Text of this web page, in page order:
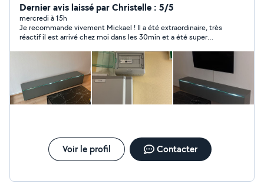
interrupteurs, luminaires Fibre optique & caméras
Contrôle d'accès TV murale Petite plomberie Petits
travaux & dépannage Travail propre, soigné et sécurisé
Tout outillage professionnel fourni Intervention rapide
Travail garanti Sérieux Réactif Efficace.
Dernier avis laissé par Christelle : 5/5
mercredi à 15h
Je recommande vivement Mickael ! Il a été extraordinaire, très
réactif il est arrivé chez moi dans les 30min et a été super
remplacement de plaque de cuisson et m'a également aidé
pour remplacer la chasse d'eau ce qui n'était pas une mince
affaire (système non standard), merci encore pour tout !
Voir le profil Contacter